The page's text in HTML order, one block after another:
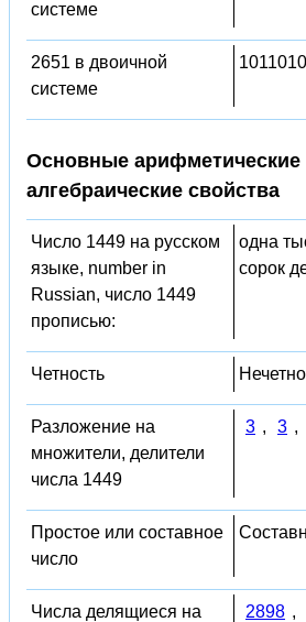
системе
2651 в двоичной
системе
Основные арифметические
алгебраические свойства
Число 1449 на русском
языке, number in
Russian, число 1449
прописью:
одна
сорок
Четность
Разложение на
множители, делители
числа 1449
3 , 3 ,
Простое или составное
число
Числа делящиеся на
2898 ,